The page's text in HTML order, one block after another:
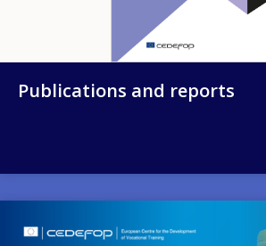
Publications and reports